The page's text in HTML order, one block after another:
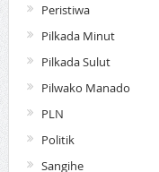
Peristiwa
Pilkada Minut
Pilkada Sulut
Pilwako Manado
PLN
Politik
Sangihe